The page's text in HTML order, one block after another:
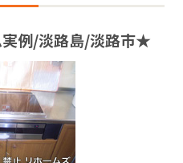
例/淡路島/淡路市★